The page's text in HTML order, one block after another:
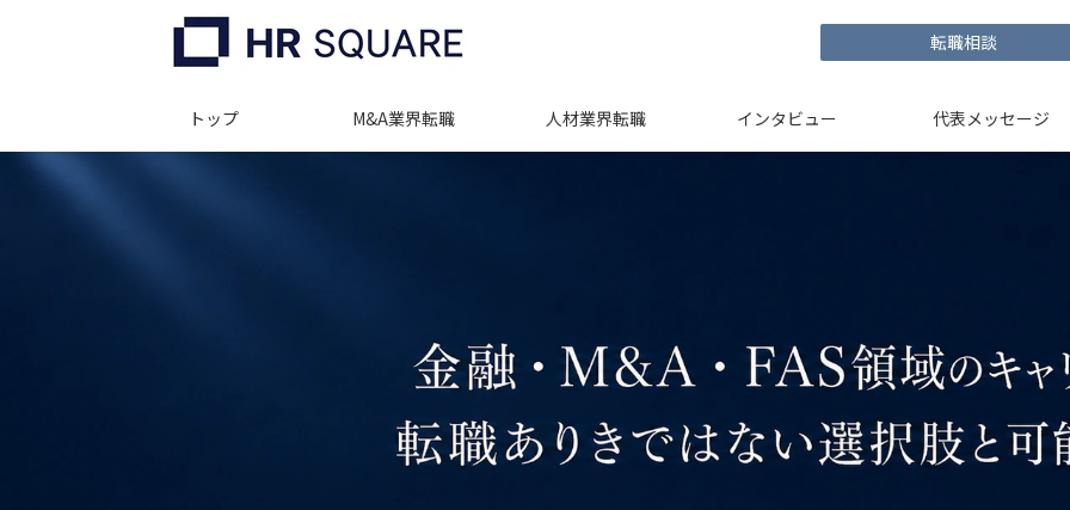
転職相談
トップ M&A業界転職 人材業界転職 インタビュー 代表メッセージ